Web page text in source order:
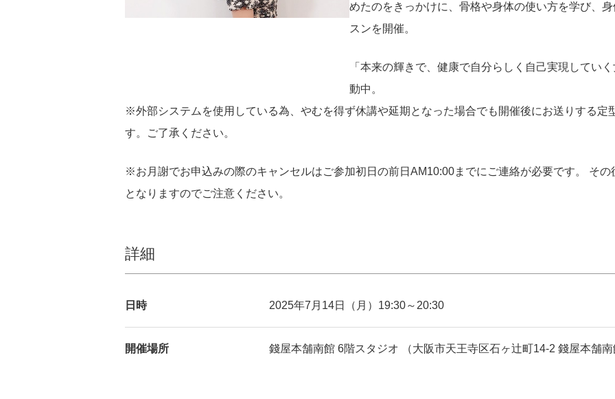
めたのをきっかけに、骨格や身体の使い方を学び、
スンを開催。
「本来の輝きで、健康で自分らしく自己実現してい
動中。
※外部システムを使用している為、やむを得ず休講や延期となった場合でも開催後にお送りする定
す。ご了承ください。
※お月謝でお申込みの際のキャンセルはご参加初日の前日AM10:00までにご連絡が必要です。 そ
となりますのでご注意ください。
詳細
日時 2025年7月14日（月）19:30～20:30
開催場所 錢屋本舗南館 6階スタジオ （大阪市天王寺区石ヶ辻町14-2 錢屋本舗